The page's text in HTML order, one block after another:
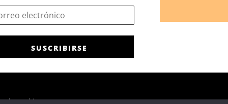
SUSCRIBIRSE
de cookies